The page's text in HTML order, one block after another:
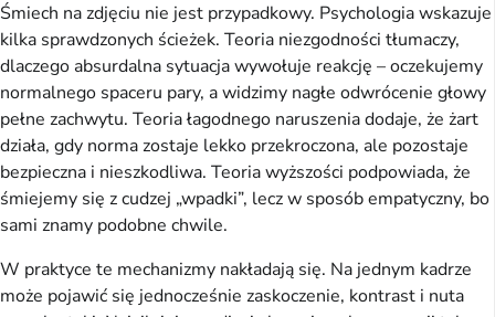
Śmiech na zdjęciu nie jest przypadkowy. Psychologia wskazuje
kilka sprawdzonych ścieżek. Teoria niezgodności tłumaczy,
dlaczego absurdalna sytuacja wywołuje reakcję – oczekujemy
normalnego spaceru pary, a widzimy nagłe odwrócenie głowy
pełne zachwytu. Teoria łagodnego naruszenia dodaje, że żart
działa, gdy norma zostaje lekko przekroczona, ale pozostaje
bezpieczna i nieszkodliwa. Teoria wyższości podpowiada, że
śmiejemy się z cudzej „wpadki”, lecz w sposób empatyczny, bo
sami znamy podobne chwile.
W praktyce te mechanizmy nakładają się. Na jednym kadrze
może pojawić się jednocześnie zaskoczenie, kontrast i nuta